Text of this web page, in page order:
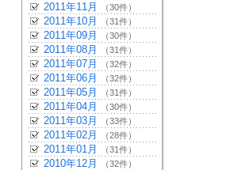
2011年11月 （30件）
2011年10月 （31件）
2011年09月 （30件）
2011年08月 （31件）
2011年07月 （32件）
2011年06月 （32件）
2011年05月 （31件）
2011年04月 （30件）
2011年03月 （33件）
2011年02月 （28件）
2011年01月 （31件）
2010年12月 （32件）